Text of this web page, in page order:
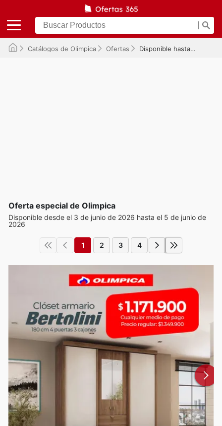
Catálogos de Olimpica Ofertas Disponible hasta el 05/06/2026
Oferta especial de Olimpica
Disponible desde el 3 de junio de 2026 hasta el 5 de junio de
2026
1 2 3 4